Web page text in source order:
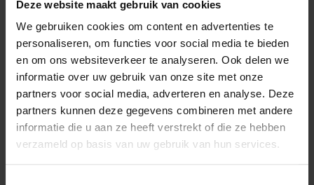
Deze website maakt gebruik van cookies
We gebruiken cookies om content en advertenties te
personaliseren, om functies voor social media te bieden
en om ons websiteverkeer te analyseren. Ook delen we
informatie over uw gebruik van onze site met onze
partners voor social media, adverteren en analyse. Deze
partners kunnen deze gegevens combineren met andere
informatie die u aan ze heeft verstrekt of die ze hebben
verzameld op basis van uw gebruik van hun services.
Terug naar vorige pagina
Dé specialist podiumtechniek; van schets naar uitvoering
Kleine Tocht 32 1507 CA
Zaandam
+ 31 85 40 15 92 9
info@podiumtechniek.nl
Volg ons op Facebook
Volg ons op Instagram
Volg ons op Linkedin